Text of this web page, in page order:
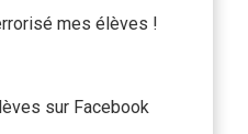
mes élèves !
sur Facebook